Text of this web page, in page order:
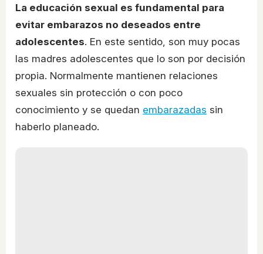
La educación sexual es fundamental para
evitar embarazos no deseados entre
adolescentes. En este sentido, son muy pocas
las madres adolescentes que lo son por decisión
propia. Normalmente mantienen relaciones
sexuales sin protección o con poco
conocimiento y se quedan embarazadas sin
haberlo planeado.